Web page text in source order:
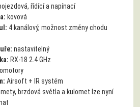
řídící a napínací
kovová
4 kanálový, možnost změny chodu
nastavitelný
RX-18 2.4 GHz
Airsoft + IR systém
brzdová světla a kulomet lze nyní